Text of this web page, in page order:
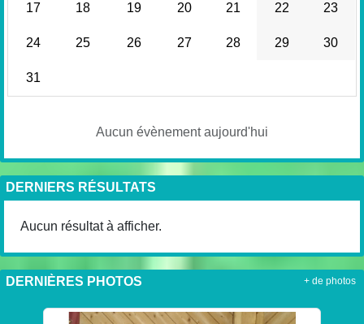
17 18 19 20 21 22 23
24 25 26 27 28 29 30
31
Aucun évènement aujourd'hui
DERNIERS RÉSULTATS
Aucun résultat à afficher.
DERNIÈRES PHOTOS + de photos